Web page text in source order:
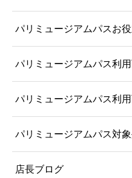
パリミュージアムパスお
パリミュージアムパス利
パリミュージアムパス利
パリミュージアムパス対
店長ブログ